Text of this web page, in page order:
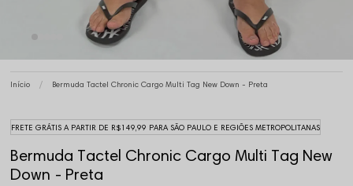
Início Bermuda Tactel Chronic Cargo Multi Tag New Down - Preta
FRETE GRÁTIS A PARTIR DE R$149,99 PARA SÃO PAULO E REGIÕES METROPOLITANAS
Bermuda Tactel Chronic Cargo Multi Tag New
Down - Preta